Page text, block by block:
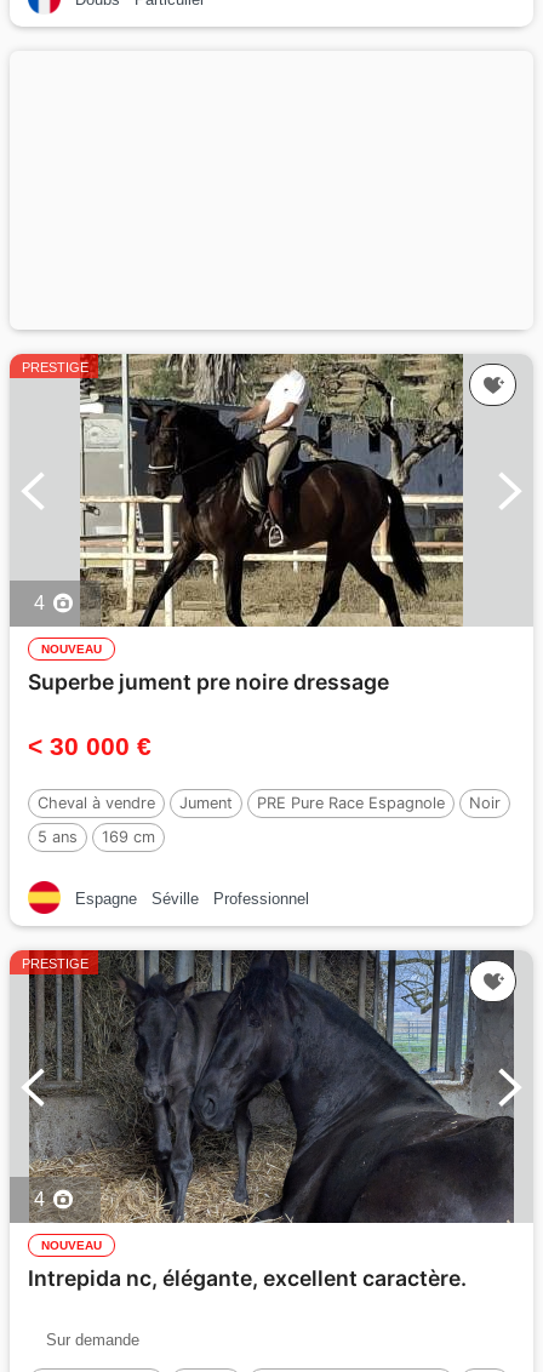
PRESTIGE
4
NOUVEAU
Superbe jument pre noire dressage
< 30 000 €
Cheval à vendre Jument PRE Pure Race Espagnole
Noir
5 ans
169 cm
Espagne Séville Professionnel
PRESTIGE
4
NOUVEAU
Intrepida nc, élégante, excellent caractère.
Sur demande